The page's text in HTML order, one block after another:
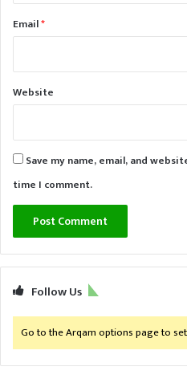
Email*
Website
Save my name, email, and
time I comment.
Follow Us
Go to the Arqam options page to